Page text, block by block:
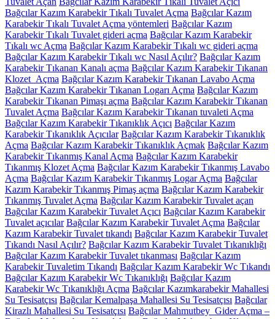
Bağcılar Kazım Karabekir Tıkalı Tuvalet Açma Bağcılar Kazım
Karabekir Tıkalı Tuvalet Açma yöntemleri Bağcılar Kazım
Karabekir Tıkalı Tuvalet gideri açma Bağcılar Kazım Karabekir
Tıkalı wc Açma Bağcılar Kazım Karabekir Tıkalı wc gideri açma
Bağcılar Kazım Karabekir Tıkalı wc Nasıl Açılır? Bağcılar Kazım
Karabekir Tıkanan Kanalı açma Bağcılar Kazım Karabekir Tıkanan
Klozet Açma Bağcılar Kazım Karabekir Tıkanan Lavabo Açma
Bağcılar Kazım Karabekir Tıkanan Logarı Açma Bağcılar Kazım
Karabekir Tıkanan Pimaşı açma Bağcılar Kazım Karabekir Tıkanan
Tuvalet Açma Bağcılar Kazım Karabekir Tıkanan tuvaleti Açma
Bağcılar Kazım Karabekir Tıkanıklık Açıcı Bağcılar Kazım
Karabekir Tıkanıklık Açıcılar Bağcılar Kazım Karabekir Tıkanıklık
Açma Bağcılar Kazım Karabekir Tıkanıklık Açmak Bağcılar Kazım
Karabekir Tıkanmış Kanal Açma Bağcılar Kazım Karabekir
Tıkanmış Klozet Açma Bağcılar Kazım Karabekir Tıkanmış Lavabo
Açma Bağcılar Kazım Karabekir Tıkanmış Logar Açma Bağcılar
Kazım Karabekir Tıkanmış Pimaş açma Bağcılar Kazım Karabekir
Tıkanmış Tuvalet Açma Bağcılar Kazım Karabekir Tuvalet açan
Bağcılar Kazım Karabekir Tuvalet Açıcı Bağcılar Kazım Karabekir
Tuvalet açıcılar Bağcılar Kazım Karabekir Tuvalet Açma Bağcılar
Kazım Karabekir Tuvalet tıkandı Bağcılar Kazım Karabekir Tuvalet
Tıkandı Nasıl Açılır? Bağcılar Kazım Karabekir Tuvalet Tıkanıklığı
Bağcılar Kazım Karabekir Tuvalet tıkanması Bağcılar Kazım
Karabekir Tuvaletim Tıkandı Bağcılar Kazım Karabekir Wc Tıkandı
Bağcılar Kazım Karabekir Wc Tıkanıklığı Bağcılar Kazım
Karabekir Wc Tıkanıklığı Açma Bağcılar Kazımkarabekir Mahallesi
Su Tesisatçısı Bağcılar Kemalpaşa Mahallesi Su Tesisatçısı Bağcılar
Kirazlı Mahallesi Su Tesisatçısı Bağcılar Mahmutbey Gider Açma –